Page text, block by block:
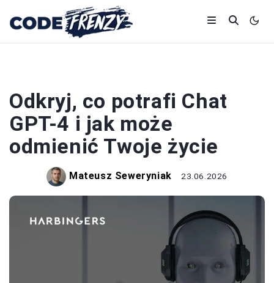
Odkryj, co potrafi Chat
GPT-4 i jak może
odmienić Twoje życie
Mateusz Seweryniak 23.06.2026